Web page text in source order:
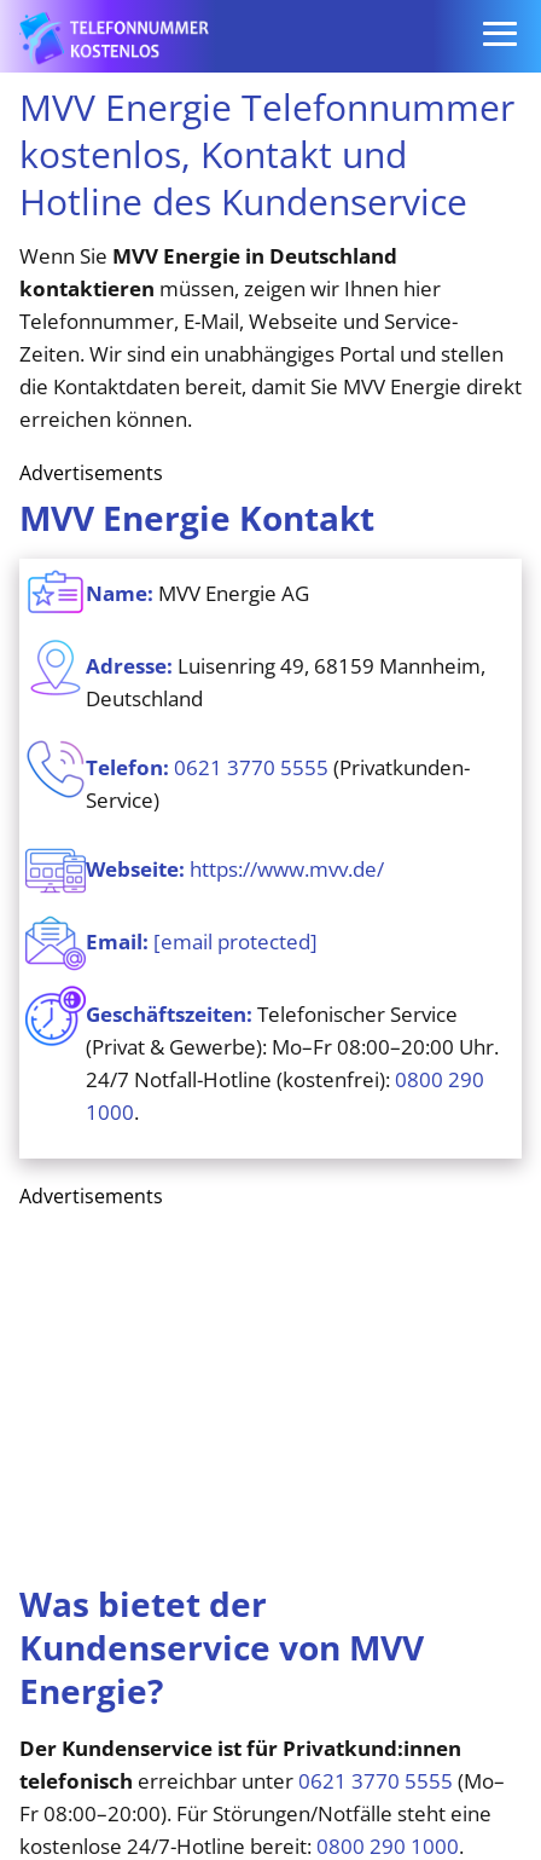
MVV Energie Telefonnummer
kostenlos, Kontakt und
Hotline des Kundenservice
Wenn Sie MVV Energie in Deutschland
kontaktieren müssen, zeigen wir Ihnen hier
Telefonnummer, E-Mail, Webseite und Service-
Zeiten. Wir sind ein unabhängiges Portal und stellen
die Kontaktdaten bereit, damit Sie MVV Energie direkt
erreichen können.
Advertisements
MVV Energie Kontakt
Name: MVV Energie AG
Adresse: Luisenring 49, 68159 Mannheim,
Deutschland
Telefon: 0621 3770 5555 (Privatkunden-
Service)
Webseite: https://www.mvv.de/
Email: [email protected]
Geschäftszeiten: Telefonischer Service
(Privat & Gewerbe): Mo–Fr 08:00–20:00 Uhr.
24/7 Notfall-Hotline (kostenfrei):0800 290
1000.
Advertisements
Was bietet der
Kundenservice von MVV
Energie?
Der Kundenservice ist für Privatkund:innen
telefonisch erreichbar unter0621 3770 5555 (Mo–
Fr 08:00–20:00). Für Störungen/Notfälle steht eine
kostenlose 24/7-Hotline bereit:0800 290 1000.